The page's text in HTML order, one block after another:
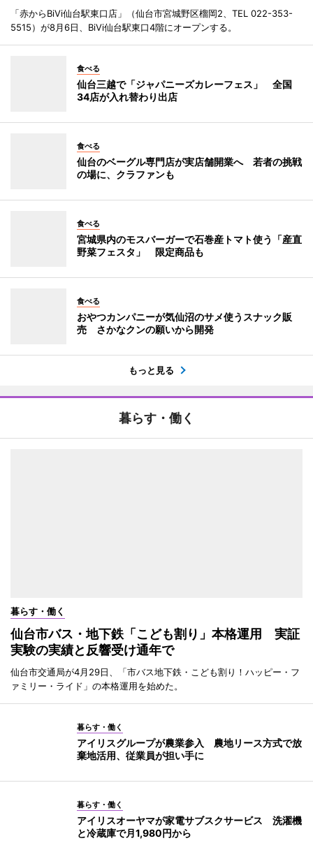
「赤からBiVi仙台駅東口店」（仙台市宮城野区榴岡2、TEL 022-353-
5515）が8月6日、BiVi仙台駅東口4階にオープンする。
食べる
仙台三越で「ジャパニーズカレーフェス」 全国
34店が入れ替わり出店
食べる
仙台のベーグル専門店が実店舗開業へ 若者の挑戦
の場に、クラファンも
食べる
宮城県内のモスバーガーで石巻産トマト使う「産直
野菜フェスタ」 限定商品も
食べる
おやつカンパニーが気仙沼のサメ使うスナック販
売 さかなクンの願いから開発
もっと見る
暮らす・働く
暮らす・働く
仙台市バス・地下鉄「こども割り」本格運用 実証
実験の実績と反響受け通年で
仙台市交通局が4月29日、「市バス地下鉄・こども割り！ハッピー・フ
ァミリー・ライド」の本格運用を始めた。
暮らす・働く
アイリスグループが農業参入 農地リース方式で放
棄地活用、従業員が担い手に
暮らす・働く
アイリスオーヤマが家電サブスクサービス 洗濯機
と冷蔵庫で月1,980円から